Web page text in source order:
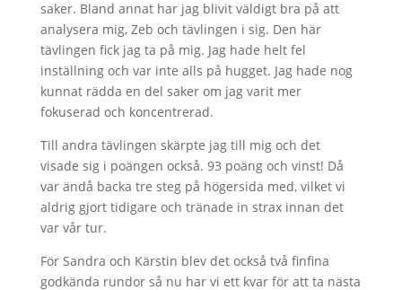
saker. Bland annat har jag blivit väldigt bra på att
analysera mig, Zeb och tävlingen i sig. Den här
tävlingen fick jag ta på mig. Jag hade helt fel
inställning och var inte alls på hugget. Jag hade nog
kunnat rädda en del saker om jag varit mer
fokuserad och koncentrerad.
Till andra tävlingen skärpte jag till mig och det
visade sig i poängen också. 93 poäng och vinst! Då
var ändå backa tre steg på högersida med, vilket vi
aldrig gjort tidigare och tränade in strax innan det
var vår tur.
För Sandra och Kärstin blev det också två finfina
godkända rundor så nu har vi ett kvar för att ta nästa